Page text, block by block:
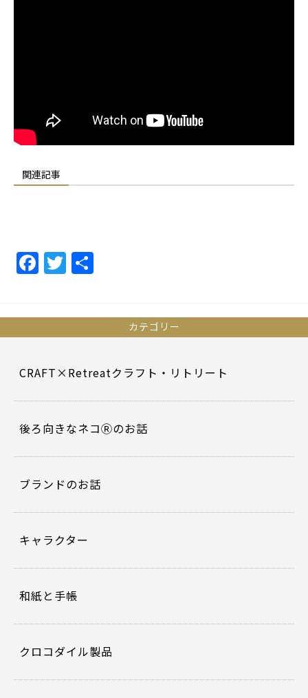
関連記事
F
e
o
o
k
T
er カテゴリー
CRAFT×Retreatクラフト・リトリート
後ろ向きなネコⓇのお話
ブランドのお話
キャラクター
和紙と手帳
クロコダイル製品